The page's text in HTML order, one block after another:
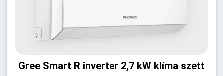
Gree Smart R inverter 2,7 kW klíma szett